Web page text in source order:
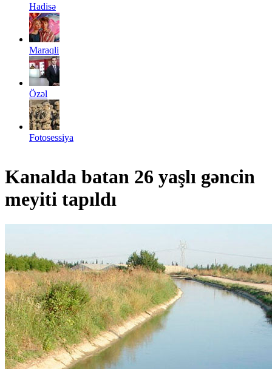
Hadisə
Maraqli
Özəl
Fotosessiya
Kanalda batan 26 yaşlı gəncin
meyiti tapıldı